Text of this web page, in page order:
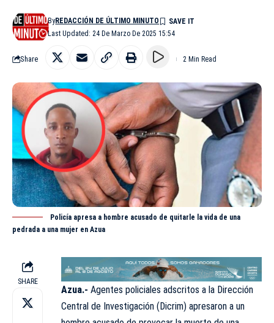
Last Updated: 24 De Marzo De 2025 15:54
ByREDACCIÓN DE ÚLTIMO MINUTO
Share 2 Min Read
Policía apresa a hombre acusado de quitarle la vida de una
pedrada a una mujer en Azua
SHARE
Azua.- Agentes policiales adscritos a la Dirección
Central de Investigación (Dicrim) apresaron a un